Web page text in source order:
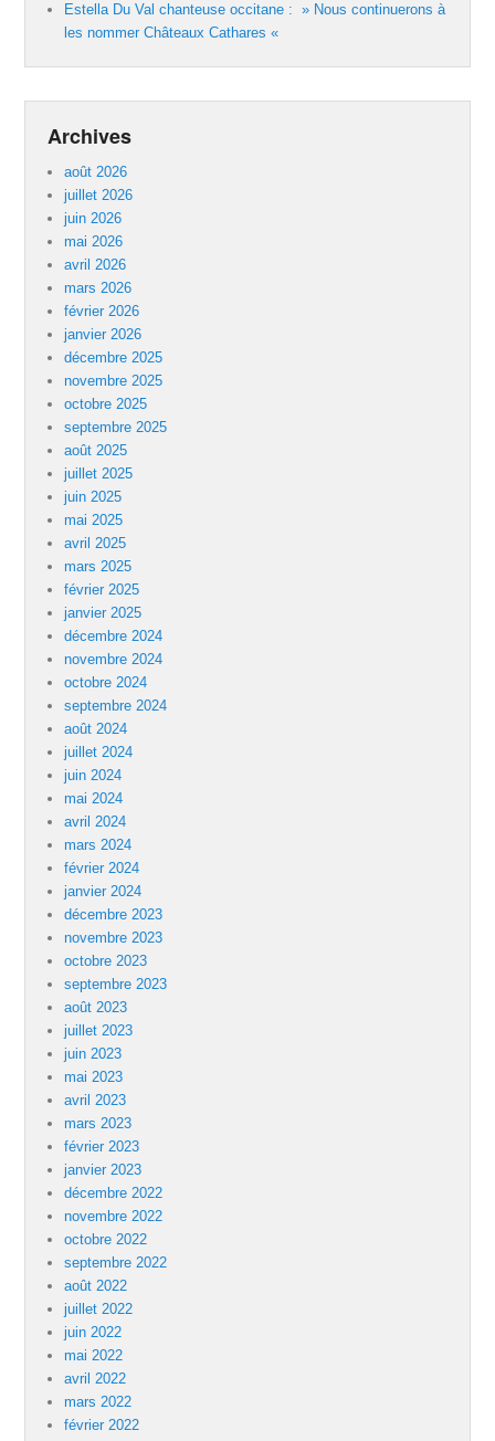
Estella Du Val chanteuse occitane : » Nous continuerons à
les nommer Châteaux Cathares «
Archives
août 2026
juillet 2026
juin 2026
mai 2026
avril 2026
mars 2026
février 2026
janvier 2026
décembre 2025
novembre 2025
octobre 2025
septembre 2025
août 2025
juillet 2025
juin 2025
mai 2025
avril 2025
mars 2025
février 2025
janvier 2025
décembre 2024
novembre 2024
octobre 2024
septembre 2024
août 2024
juillet 2024
juin 2024
mai 2024
avril 2024
mars 2024
février 2024
janvier 2024
décembre 2023
novembre 2023
octobre 2023
septembre 2023
août 2023
juillet 2023
juin 2023
mai 2023
avril 2023
mars 2023
février 2023
janvier 2023
décembre 2022
novembre 2022
octobre 2022
septembre 2022
août 2022
juillet 2022
juin 2022
mai 2022
avril 2022
mars 2022
février 2022